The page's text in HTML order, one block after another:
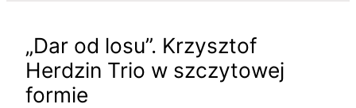
„Dar od losu”. Krzysztof
Herdzin Trio w szczytowej
formie